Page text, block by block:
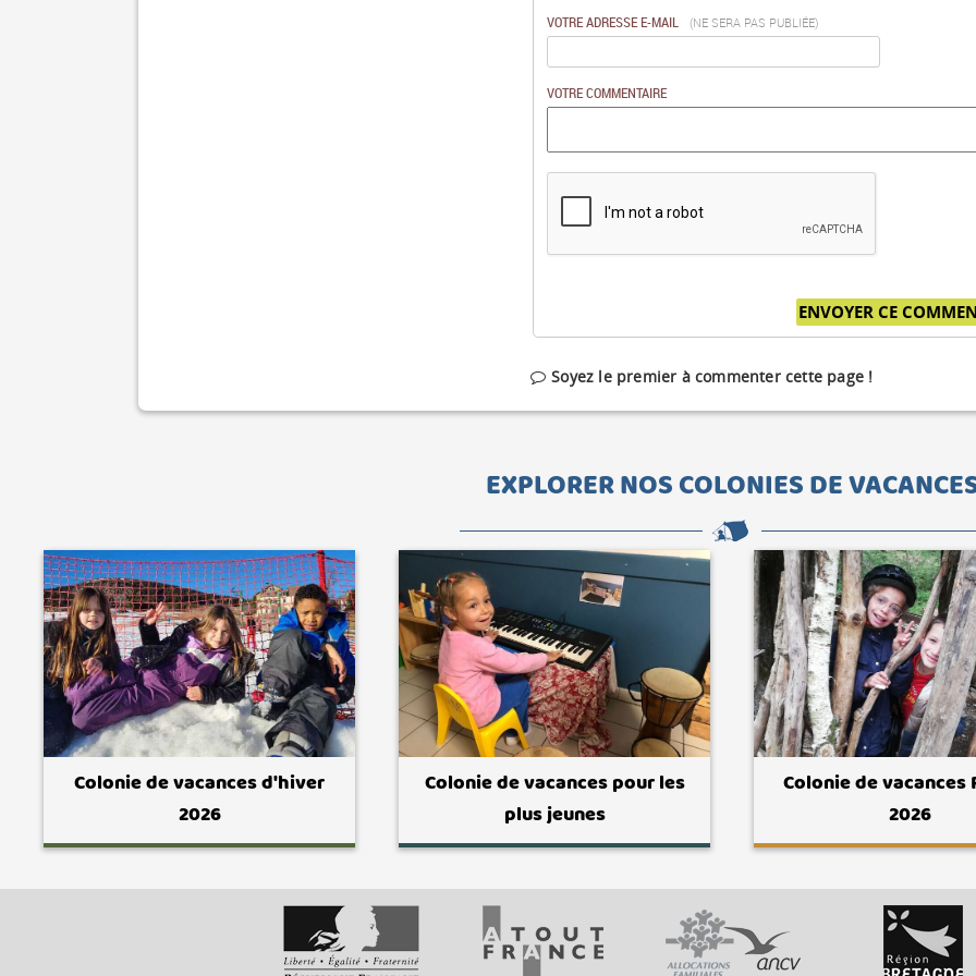
VOTRE ADRESSE E-MAIL (NE SERA PAS PUBLIÉE)
VOTRE COMMENTAIRE
Soyez le premier à commenter cette page !
EXPLORER NOS COLONIES DE
Colonie de vacances d'hiver
2026
Colonie de vacances pour les
plus jeunes
Colonie de vacances
2026